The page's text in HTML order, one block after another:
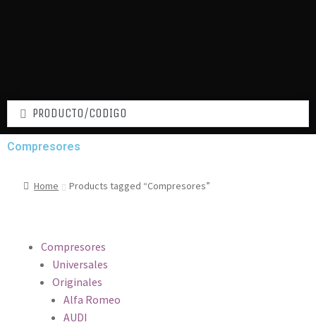
Compresores
Home Products tagged “Compresores”
Compresores
Universales
Originales
Alfa Romeo
AUDI